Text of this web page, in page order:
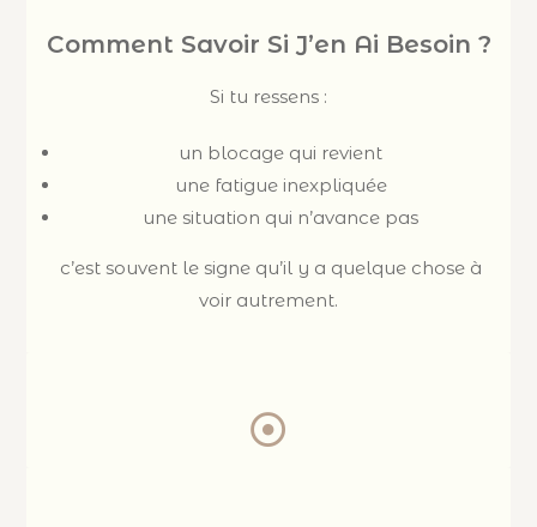
Comment Savoir Si J’en Ai Besoin ?
Si tu ressens :
un blocage qui revient
une fatigue inexpliquée
une situation qui n’avance pas
c’est souvent le signe qu’il y a quelque chose à
voir autrement.